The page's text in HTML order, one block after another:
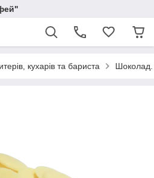
кухарів та бариста Шоколад.